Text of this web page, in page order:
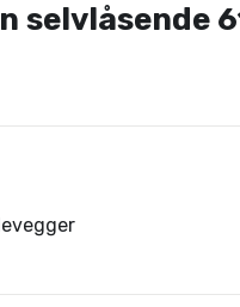
selvlåsende